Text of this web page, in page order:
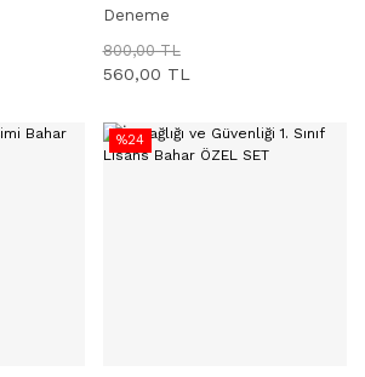
Deneme
800,00 TL
560,00 TL
%24